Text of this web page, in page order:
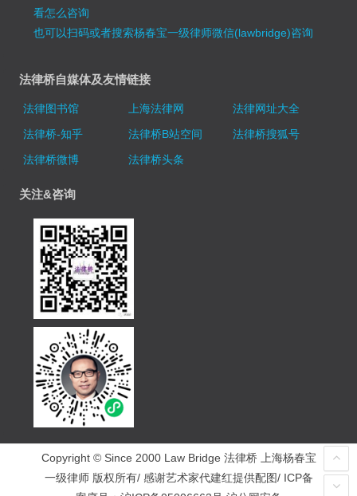
看怎么咨询
也可以扫码或者搜索杨春宝一级律师微信(lawbridge)咨询
法律桥自媒体及友情链接
法律图书馆 上海法律网
法律网址大全
法律桥-知乎
法律桥B站空间
法律桥搜狐号
法律桥微博
法律桥头条
关注&咨询
Copyright © Since 2000 Law Bridge 法律桥 上海杨春宝
一级律师 版权所有/ 感谢艺术家代建红提供配图/ ICP备